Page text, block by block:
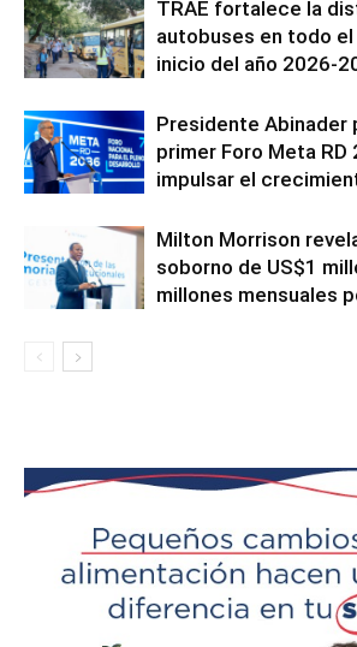
TRAE fortalece la
autobuses en todo
inicio del año 2026-
Presidente Abinader
primer Foro Meta RD
impulsar el
Milton Morrison
soborno de US$1
millones mensuales